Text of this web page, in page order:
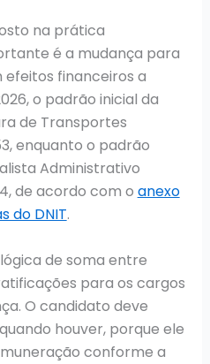
na prática
é a mudança para
efeitos financeiros a
o padrão inicial da
de Transportes
enquanto o padrão
Administrativo
de acordo com o anexo
do DNIT.
de soma entre
para os cargos
O candidato deve
houver, porque ele
conforme a